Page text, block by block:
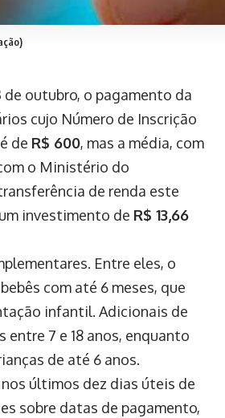
outubro, o pagamento da
cujo Número de Inscrição
de R$ 600, mas a média, com
o Ministério do
de renda este
investimento de R$ 13,66
Entre eles, o
com até 6 meses, que
infantil. Adicionais de
7 e 18 anos, enquanto
de até 6 anos.
últimos dez dias úteis de
sobre datas de pagamento,